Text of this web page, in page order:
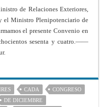
de Relaciones Exteriores,
el Ministro Plenipotenciario de
el presente Convenio en
sesenta y cuatro.——
CADA
CONGRESO
DE DICIEMBRE